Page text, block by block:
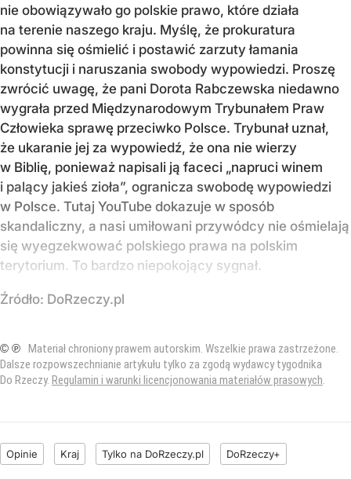
nie obowiązywało go polskie prawo, które działa
na terenie naszego kraju. Myślę, że prokuratura
powinna się ośmielić i postawić zarzuty łamania
konstytucji i naruszania swobody wypowiedzi. Proszę
zwrócić uwagę, że pani Dorota Rabczewska niedawno
wygrała przed Międzynarodowym Trybunałem Praw
Człowieka sprawę przeciwko Polsce. Trybunał uznał,
że ukaranie jej za wypowiedź, że ona nie wierzy
w Biblię, ponieważ napisali ją faceci „napruci winem
i palący jakieś zioła”, ogranicza swobodę wypowiedzi
w Polsce. Tutaj YouTube dokazuje w sposób
skandaliczny, a nasi umiłowani przywódcy nie ośmielają
się wyegzekwować polskiego prawa na polskim
terytorium. To bardzo niepokojący sygnał.
Źródło: DoRzeczy.pl
© ℗ Materiał chroniony prawem autorskim. Wszelkie prawa zastrzeżone.
Dalsze rozpowszechnianie artykułu tylko za zgodą wydawcy tygodnika
Do Rzeczy. Regulamin i warunki licencjonowania materiałów prasowych.
Opinie Kraj Tylko na DoRzeczy.pl DoRzeczy+